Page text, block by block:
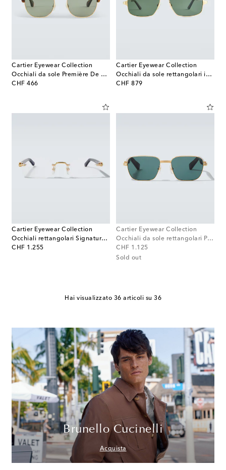
Cartier Eyewear Collection
Occhiali da sole Première De Cartier
CHF 466
original price
Cartier Eyewear Collection
Occhiali da sole rettangolari in acetato
CHF 879
original price
Cartier Eyewear Collection
Occhiali rettangolari Signature C De Cartier
CHF 1.255
original price
Cartier Eyewear Collection
Occhiali da sole rettangolari Première De Cartier
CHF 1.125
original price
Sold out
Hai visualizzato 36 articoli su 36
Brunello Cucinelli
Acquista